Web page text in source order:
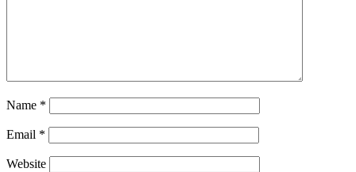
Name *
Email *
Website